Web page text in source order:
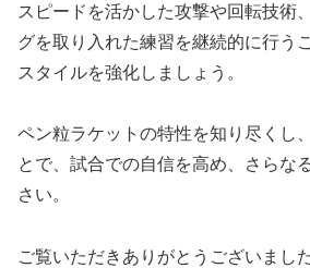
スピードを活かした攻撃や回転技術
グを取り入れた練習を継続的に行う
スタイルを強化しましょう。
ペン粒ラケットの特性を知り尽くし
とで、試合での自信を高め、さらな
さい。
ご覧いただきありがとうございました